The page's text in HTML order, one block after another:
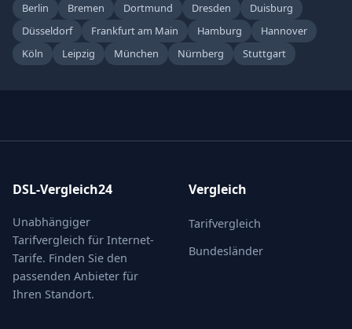
Berlin Bremen Dortmund Dresden
Duisburg
Düsseldorf
Frankfurt am Main Hamburg
Hannover
Köln
Leipzig München Nürnberg Stuttgart
DSL-Vergleich24
Unabhängiger
Tarifvergleich für Internet-
Tarife. Finden Sie den
passenden Anbieter für
Ihren Standort.
Vergleich
Tarifvergleich
Bundesländer